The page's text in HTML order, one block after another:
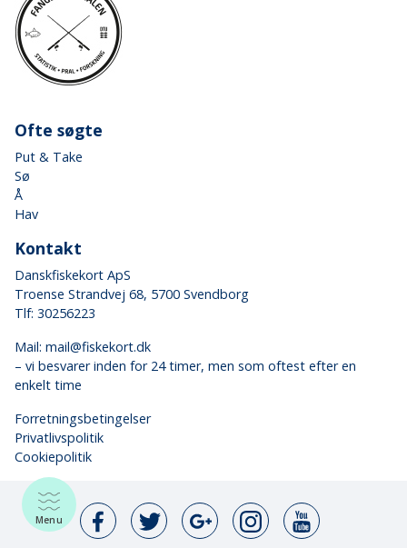
Ofte søgte
Put & Take
Sø
Å
Hav
Kontakt
Danskfiskekort ApS
Troense Strandvej 68, 5700 Svendborg
Tlf: 30256223
Mail: mail@fiskekort.dk
– vi besvarer inden for 24 timer, men som oftest efter en
enkelt time
Forretningsbetingelser
Privatlivspolitik
Cookiepolitik
Menu